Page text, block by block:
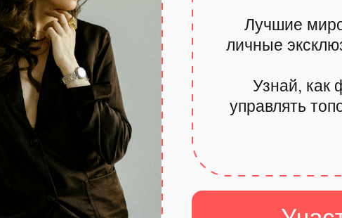
Лучшие
личные
Узнай, как
управлять